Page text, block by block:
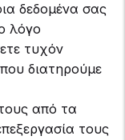
δεδομένα σας
λόγο
τυχόν
διατηρούμε
από τα
τους